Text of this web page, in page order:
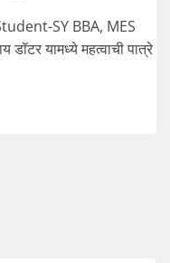
SY BBA, MES
यामध्ये महत्वाची पात्रे